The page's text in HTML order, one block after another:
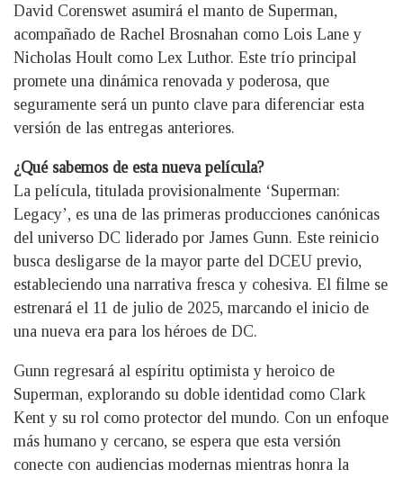
David Corenswet asumirá el manto de Superman,
acompañado de Rachel Brosnahan como Lois Lane y
Nicholas Hoult como Lex Luthor. Este trío principal
promete una dinámica renovada y poderosa, que
seguramente será un punto clave para diferenciar esta
versión de las entregas anteriores.
¿Qué sabemos de esta nueva película?
La película, titulada provisionalmente ‘Superman:
Legacy’, es una de las primeras producciones canónicas
del universo DC liderado por James Gunn. Este reinicio
busca desligarse de la mayor parte del DCEU previo,
estableciendo una narrativa fresca y cohesiva. El filme se
estrenará el 11 de julio de 2025, marcando el inicio de
una nueva era para los héroes de DC.
Gunn regresará al espíritu optimista y heroico de
Superman, explorando su doble identidad como Clark
Kent y su rol como protector del mundo. Con un enfoque
más humano y cercano, se espera que esta versión
conecte con audiencias modernas mientras honra la